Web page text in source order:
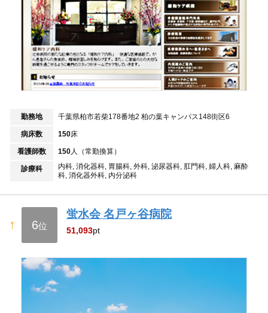
勤務地 千葉県柏市若柴178番地2 柏の葉キャンパス148街区6
病床数 150床
看護師数 150人（常勤換算）
診療科
内科, 消化器科, 胃腸科, 外科, 泌尿器科, 肛門科, 婦人科, 麻酔
科, 消化器外科, 内分泌科
↑ 6位
蛍水会 名戸ヶ谷病院
51,093pt